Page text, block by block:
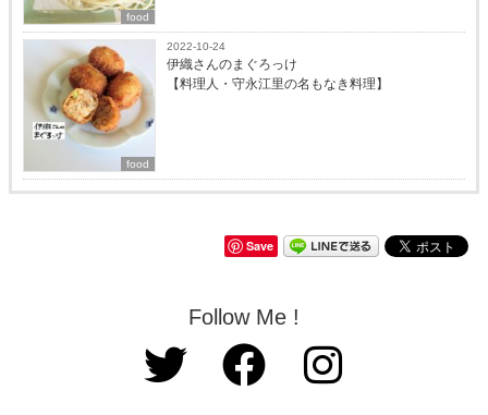
food
food
2022-10-24
伊織さんのまぐろっけ
【料理人・守永江里の名もなき料理】
Save
Follow Me !